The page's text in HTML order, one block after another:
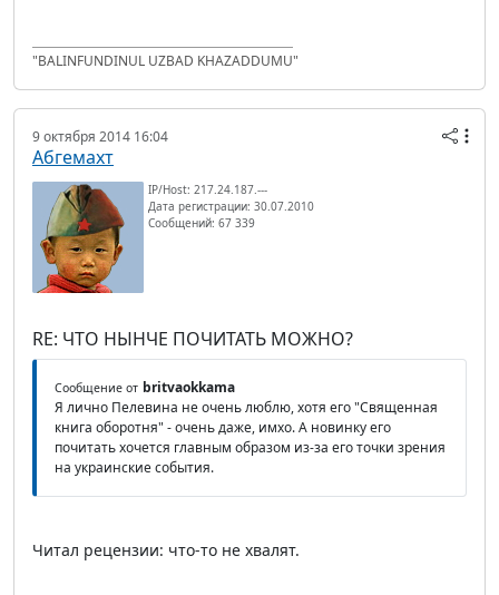
"BALINFUNDINUL UZBAD KHAZADDUMU"
9 октября 2014 16:04
Абгемахт
IP/Host: 217.24.187.---
Дата регистрации: 30.07.2010
Сообщений: 67 339
RE: ЧТО НЫНЧЕ ПОЧИТАТЬ МОЖНО?
Сообщение от britvaokkama
Я лично Пелевина не очень люблю, хотя его "Священная
книга оборотня" - очень даже, имхо. А новинку его
почитать хочется главным образом из-за его точки зрения
на украинские события.
Читал рецензии: что-то не хвалят.